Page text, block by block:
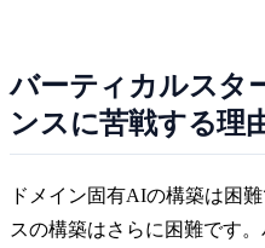
バーティカルスタ
ンスに苦戦する理
ドメイン固有AIの構築は困
スの構築はさらに困難です